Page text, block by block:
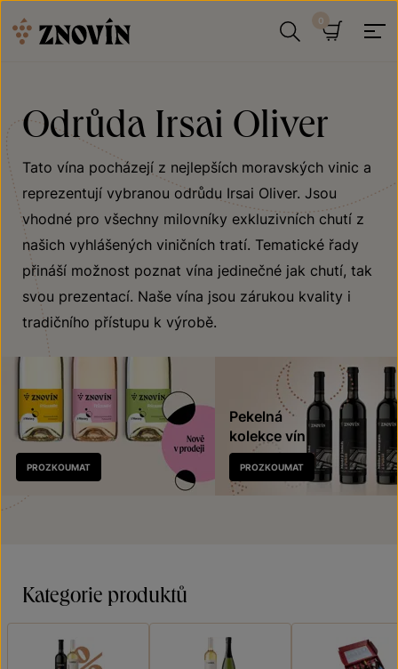
Odrůda Irsai Oliver
Tato vína pocházejí z nejlepších moravských vinic a
reprezentují vybranou odrůdu Irsai Oliver. Jsou
vhodné pro všechny milovníky exkluzivních chutí z
našich vyhlášených viničních tratí. Tematické řady
přináší možnost poznat vína jedinečné jak chutí, tak
svou prezentací. Naše vína jsou zárukou kvality i
tradičního přístupu k výrobě.
Nově
v prodeji
PROZKOUMAT
Pekelná
kolekce vín
PROZKOUMAT
Kategorie produktů